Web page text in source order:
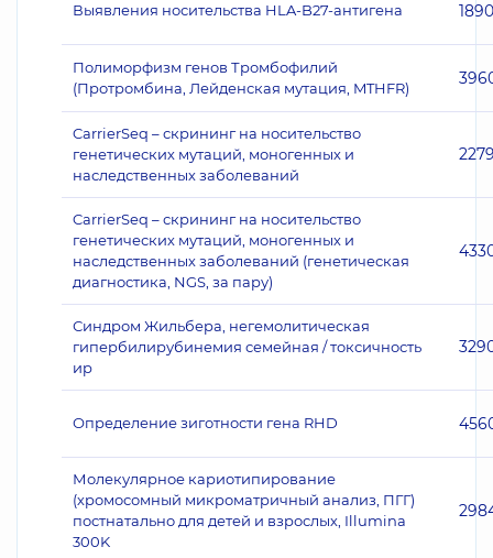
Выявления носительства HLA-B27-антигена 1890
Полиморфизм генов Тромбофилий
(Протромбина, Лейденская мутация, MTHFR)
CarrierSeq – скрининг на носительство
генетических мутаций, моногенных и
наследственных заболеваний
CarrierSeq – скрининг на носительство
генетических мутаций, моногенных и
наследственных заболеваний (генетическая
диагностика, NGS, за пару)
Синдром Жильбера, негемолитическая
гипербилирубинемия семейная / токсичность
ир
Определение зиготности гена RHD
Молекулярное кариотипирование
(хромосомный микроматричный анализ, ПГГ)
постнатально для детей и взрослых, Illumina
300K